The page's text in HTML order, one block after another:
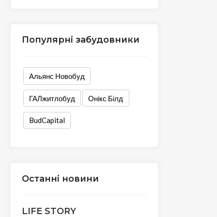
Популярні забудовники
Альянс Новобуд
ГАЛжитлобуд Онікс Білд
BudCapital
Останні новини
LIFE STORY